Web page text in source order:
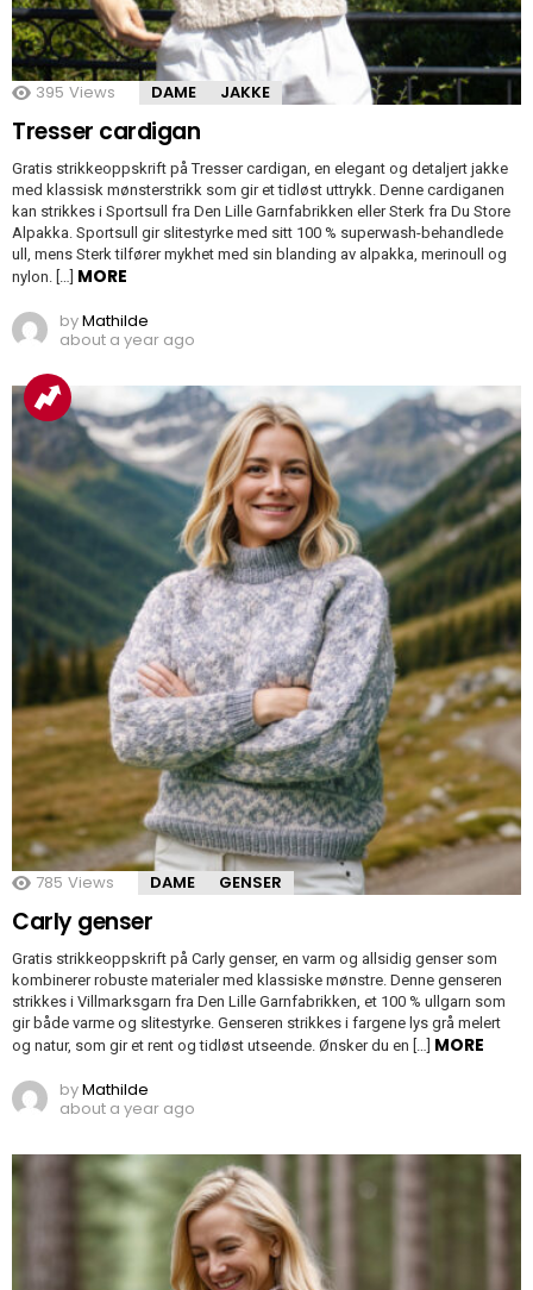
395 Views DAME JAKKE
Tresser cardigan
Gratis strikkeoppskrift på Tresser cardigan, en elegant og detaljert jakke
med klassisk mønsterstrikk som gir et tidløst uttrykk. Denne cardiganen
kan strikkes i Sportsull fra Den Lille Garnfabrikken eller Sterk fra Du Store
Alpakka. Sportsull gir slitestyrke med sitt 100 % superwash-behandlede
ull, mens Sterk tilfører mykhet med sin blanding av alpakka, merinoull og
nylon. […] MORE
byMathilde
about a year ago
785 Views DAME GENSER
Carly genser
Gratis strikkeoppskrift på Carly genser, en varm og allsidig genser som
kombinerer robuste materialer med klassiske mønstre. Denne genseren
strikkes i Villmarksgarn fra Den Lille Garnfabrikken, et 100 % ullgarn som
gir både varme og slitestyrke. Genseren strikkes i fargene lys grå melert
og natur, som gir et rent og tidløst utseende. Ønsker du en […] MORE
byMathilde
about a year ago